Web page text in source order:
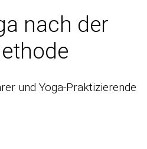
nach der
und Yoga-Praktizierende